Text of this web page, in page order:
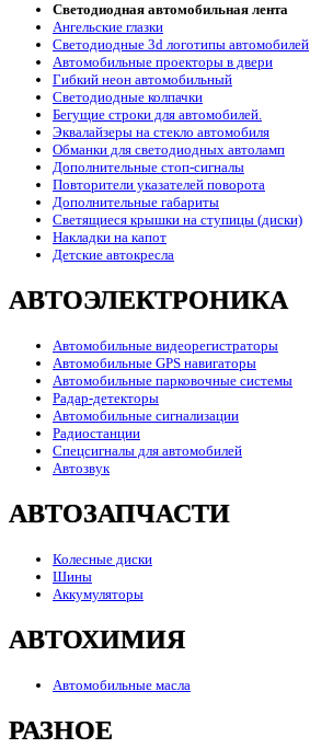
Светодиодная автомобильная лента
Ангельские глазки
Светодиодные 3d логотипы автомобилей
Автомобильные проекторы в двери
Гибкий неон автомобильный
Светодиодные колпачки
Бегущие строки для автомобилей.
Эквалайзеры на стекло автомобиля
Обманки для светодиодных автоламп
Дополнительные стоп-сигналы
Повторители указателей поворота
Дополнительные габариты
Светящиеся крышки на ступицы (диски)
Накладки на капот
Детские автокресла
АВТОЭЛЕКТРОНИКА
Автомобильные видеорегистраторы
Автомобильные GPS навигаторы
Автомобильные парковочные системы
Радар-детекторы
Автомобильные сигнализации
Радиостанции
Спецсигналы для автомобилей
Автозвук
АВТОЗАПЧАСТИ
Колесные диски
Шины
Аккумуляторы
АВТОХИМИЯ
Автомобильные масла
РАЗНОЕ